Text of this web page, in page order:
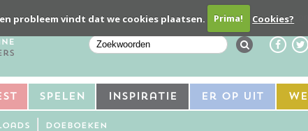
probleem vindt dat we cookies plaatsen. Prima! Cookies?
Spelen Inspiratie Er Op Uit
Doeboeken